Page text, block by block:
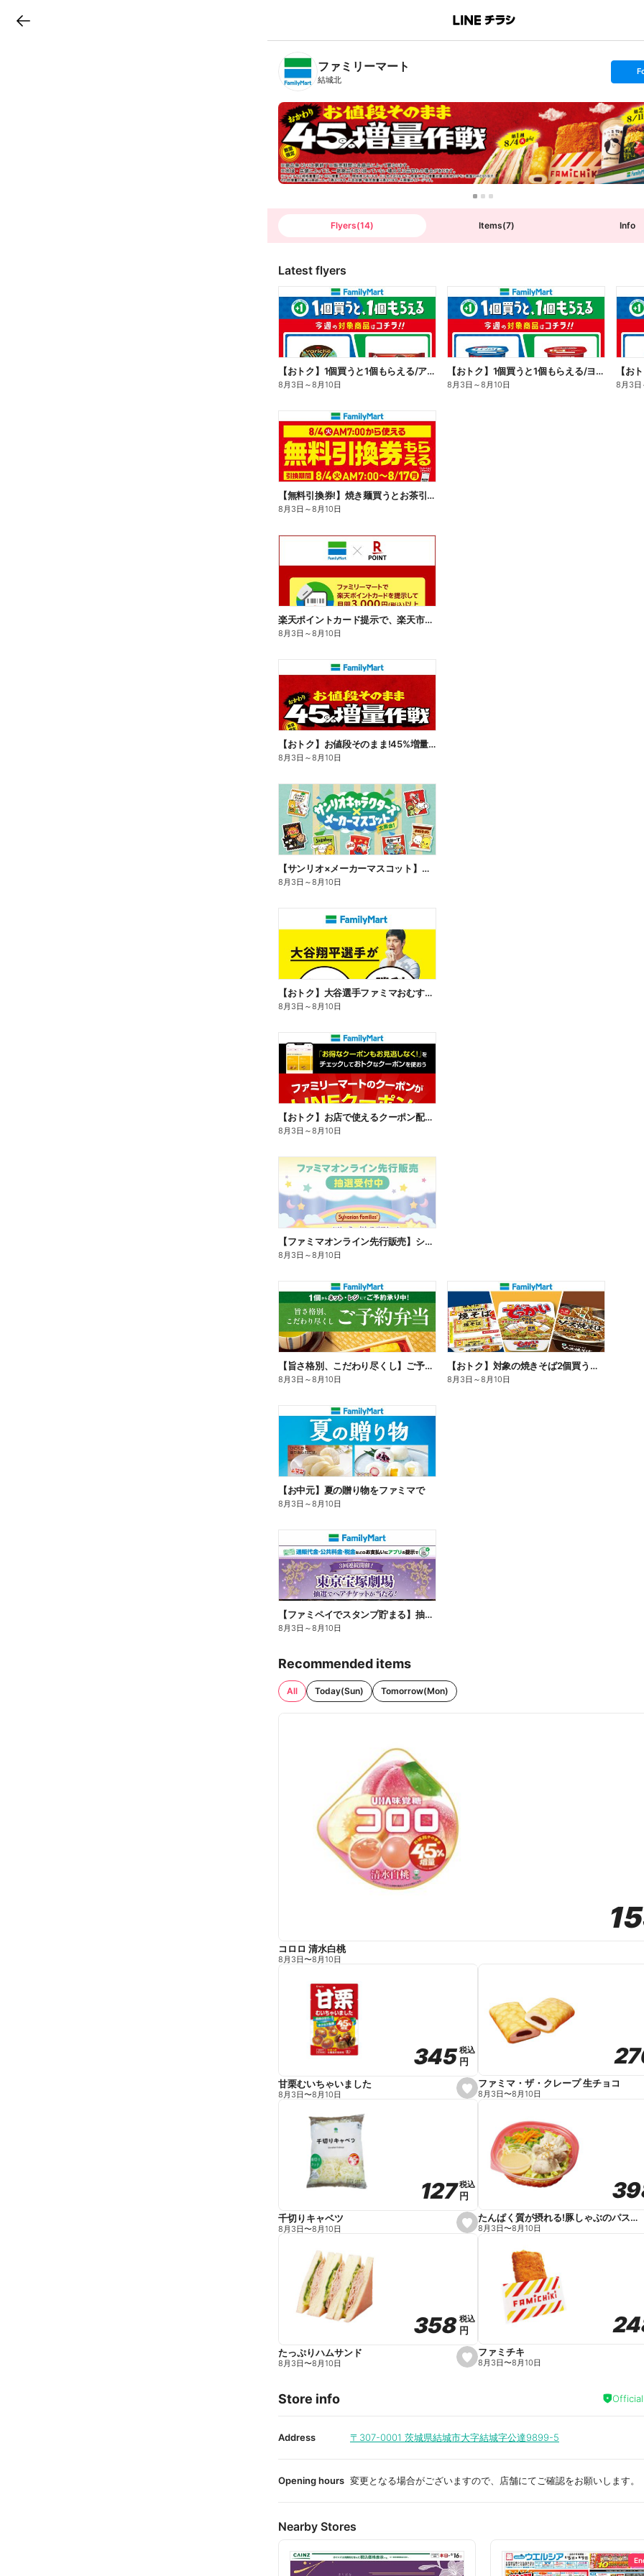
B
n
T
ファミリーマート
結城北
s
t
o
l
l
o
w
Flyers(14) Items(7) Info
Latest flyers
【おトク】1個買うと1個もらえる/アイス
8月3日 ～8月10日
【おトク】1個買うと1個もらえる/ヨーグルト
8月3日 ～8月10日
【お
8月3日
【無料引換券!】焼き麺買うとお茶引換券貰える!
8月3日 ～8月10日
楽天ポイントカード提示で、楽天市場でのお買い物がおトクに!
8月3日 ～8月10日
【おトク】お値段そのまま!45%増量作戦!
8月3日 ～8月10日
【サンリオ×メーカーマスコット】オリジナルグッズ貰える!
8月3日 ～8月10日
【おトク】大谷選手ファミマおむすび割
8月3日 ～8月10日
【おトク】お店で使えるクーポン配信中
8月3日 ～8月10日
【ファミマオンライン先行販売】シルバニアファミリー
8月3日 ～8月10日
【旨さ格別、こだわり尽くし】ご予約弁当
8月3日 ～8月10日
【おトク】対象の焼きそば2個買うと100円引き!
8月3日 ～8月10日
【お中元】夏の贈り物をファミマで
8月3日 ～8月10日
【ファミペイでスタンプ貯まる】抽選でペアチケットが当たる!
8月3日 ～8月10日
Recommended items
All Today(Sun) Tomorrow(Mon)
コロロ 清水白桃
8月3日〜8月10日
s
e
e
345
345税込
税込
円
円
甘栗むいちゃいました
8月3日〜8月10日
ファミマ・ザ・クレープ 生チョコ
8月3日〜8月10日
s
e
e
127
127税込
税込
円
円
千切りキャベツ
8月3日〜8月10日
たんぱく質が摂れる!豚しゃぶのパスタサラダ
8月3日〜8月10日
s
e
i
t
358
358税込
税込
円
円
たっぷりハムサンド
8月3日〜8月10日
ファミチキ
8月3日〜8月10日
Store info
Address 〒307-0001 茨城県結城市大字結城字公達9899-5
Opening hours 変更となる場合がございますので、店舗にてご確認をお願いします。
Nearby Stores